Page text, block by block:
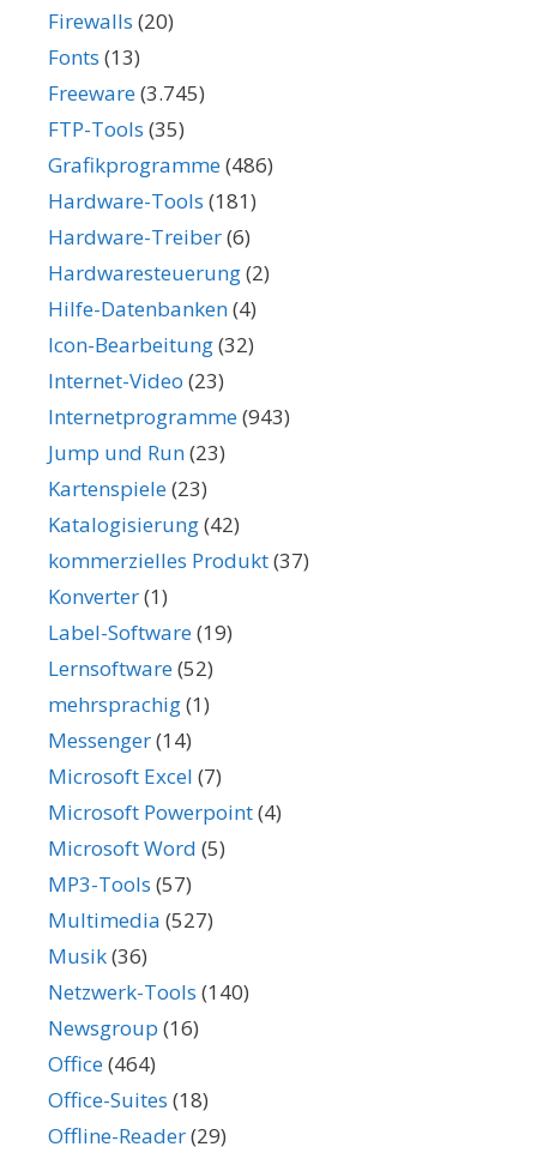
Firewalls (20)
Fonts (13)
Freeware(3.745)
FTP-Tools (35)
Grafikprogramme(486)
Hardware-Tools (181)
Hardware-Treiber(6)
Hardwaresteuerung(2)
Hilfe-Datenbanken(4)
Icon-Bearbeitung(32)
Internet-Video (23)
Internetprogramme(943)
Jump und Run(23)
Kartenspiele(23)
Katalogisierung(42)
kommerzielles Produkt(37)
Konverter(1)
Label-Software(19)
Lernsoftware(52)
mehrsprachig(1)
Messenger(14)
Microsoft Excel (7)
Microsoft Powerpoint(4)
Microsoft Word (5)
MP3-Tools (57)
Multimedia (527)
Musik(36)
Netzwerk-Tools (140)
Newsgroup (16)
Office(464)
Office-Suites (18)
Offline-Reader(29)